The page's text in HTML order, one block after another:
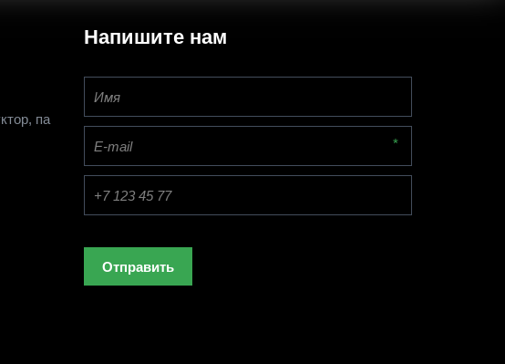
па
Напишите нам
*
Отправить